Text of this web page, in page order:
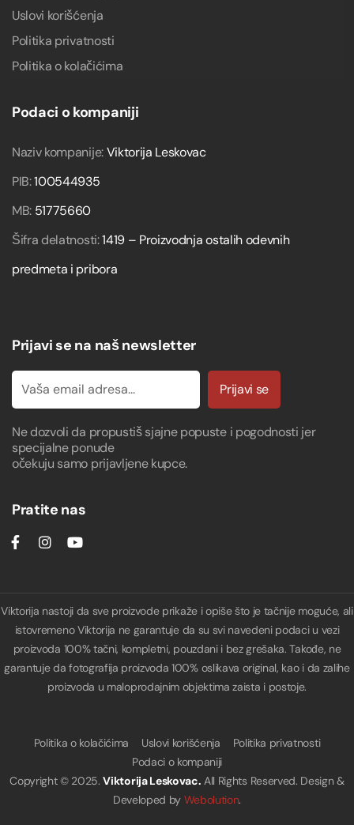
Uslovi korišćenja
Politika privatnosti
Politika o kolačićima
Podaci o kompaniji
Naziv kompanije:Viktorija Leskovac
PIB:100544935
MB: 51775660
Šifra delatnosti:1419 – Proizvodnja ostalih odevnih
predmeta i pribora
Prijavi se na naš newsletter
Prijavi se
Ne dozvoli da propustiš sjajne popuste i pogodnosti jer
specijalne ponude
očekuju samo prijavljene kupce.
Pratite nas
Viktorija nastoji da sve proizvode prikaže i opiše što je tačnije moguće, ali
istovremeno Viktorija ne garantuje da su svi navedeni podaci u vezi
proizvoda 100% tačni, kompletni, pouzdani i bez grešaka. Takođe, ne
garantuje da fotografija proizvoda 100% oslikava original, kao i da zalihe
proizvoda u maloprodajnim objektima zaista i postoje.
Copyright © 2025.Viktorija Leskovac. All Rights Reserved. Design &
Developed by Webolution.
Politika o kolačićima Uslovi korišćenja
Politika privatnosti
Podaci o kompaniji